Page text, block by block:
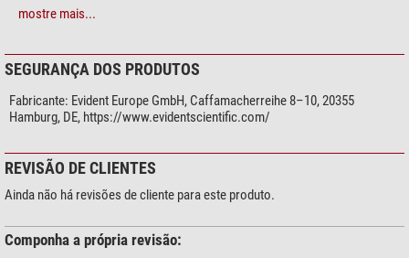
Distância de trabalho (mm)
Geral
Série
Compatível com a Série
SZX7
área de especialização
Biologia
mostre mais...
SEGURANÇA DOS PRODUTOS
Fabricante: Evident Europe GmbH, Caffamacherreihe 8–10, 20355
Hamburg, DE, https://www.evidentscientific.com/
REVISÃO DE CLIENTES
Ainda não há revisões de cliente para este produto.
Componha a própria revisão: